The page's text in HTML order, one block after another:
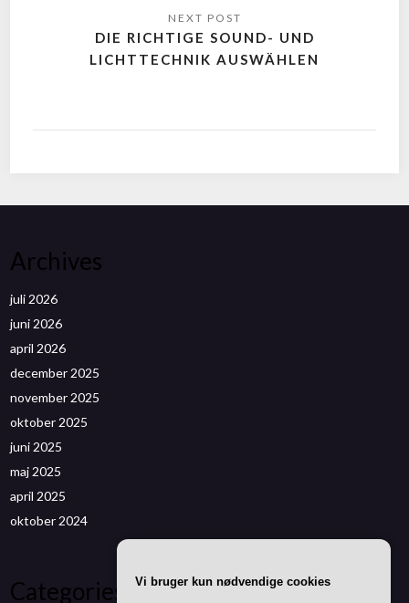
DIE RICHTIGE SOUND- UND
LICHTTECHNIK AUSWÄHLEN
Archives
juli 2026
juni 2026
april 2026
december 2025
november 2025
oktober 2025
juni 2025
maj 2025
april 2025
oktober 2024
Categories Vi bruger kun nødvendige cookies